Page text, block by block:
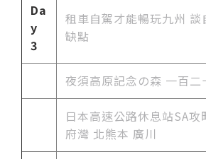
Da
y
3
租車自駕才能暢玩九州 談
缺點
夜須高原記念の森 一百二
日本高速公路休息站SA
府灣 北熊本 廣川